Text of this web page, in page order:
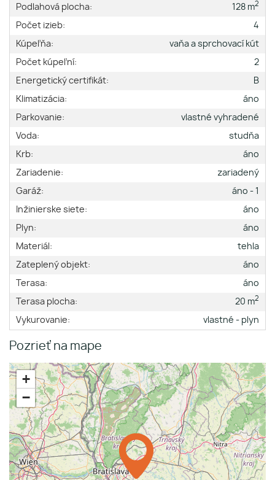
Podlahová plocha: 128 m2
Počet izieb:
4
Kúpeľňa:
vaňa a sprchovací kút
Počet kúpeľní:
2
Energetický certifikát:
B
Klimatizácia:
áno
Parkovanie:
vlastné vyhradené
Voda:
studňa
Krb:
áno
Zariadenie:
zariadený
Garáž:
áno - 1
Inžinierske siete:
áno
Plyn:
áno
Materiál:
tehla
Zateplený objekt:
áno
Terasa:
áno
Terasa plocha:
20 m2
Vykurovanie: vlastné - plyn
Pozrieť na mape
+
−